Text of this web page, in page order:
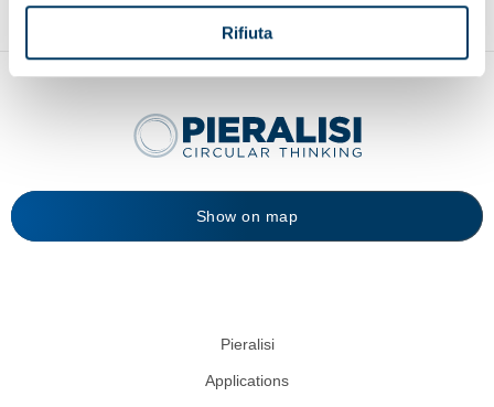
Rifiuta
Show on map
Pieralisi
Applications